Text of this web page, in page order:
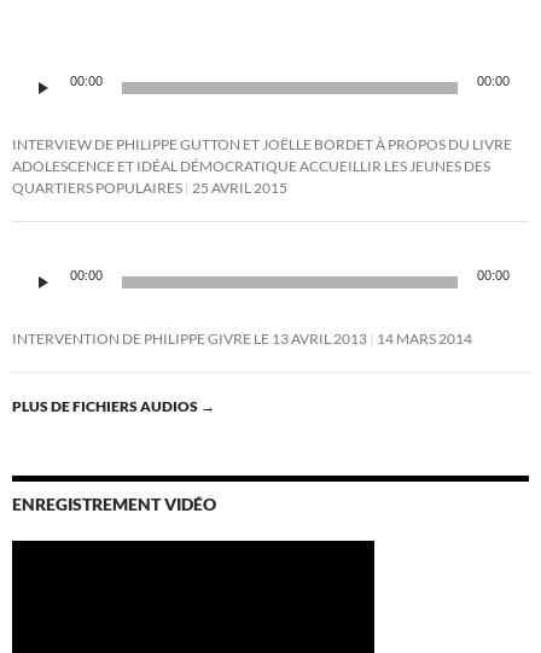
audio
00:00 00:00
INTERVIEW DE PHILIPPE GUTTON ET JOËLLE BORDET À PROPOS DU LIVRE
ADOLESCENCE ET IDÉAL DÉMOCRATIQUE ACCUEILLIR LES JEUNES DES
QUARTIERS POPULAIRES 25 AVRIL 2015
audio
00:00 00:00
INTERVENTION DE PHILIPPE GIVRE LE 13 AVRIL 2013 14 MARS 2014
PLUS DE FICHIERS AUDIOS →
ENREGISTREMENT VIDÉO